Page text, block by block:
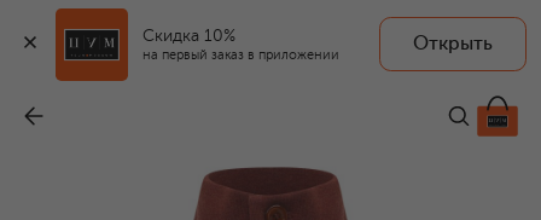
Скидка 10%
на первый заказ в приложении
Открыть
307 500 ₽